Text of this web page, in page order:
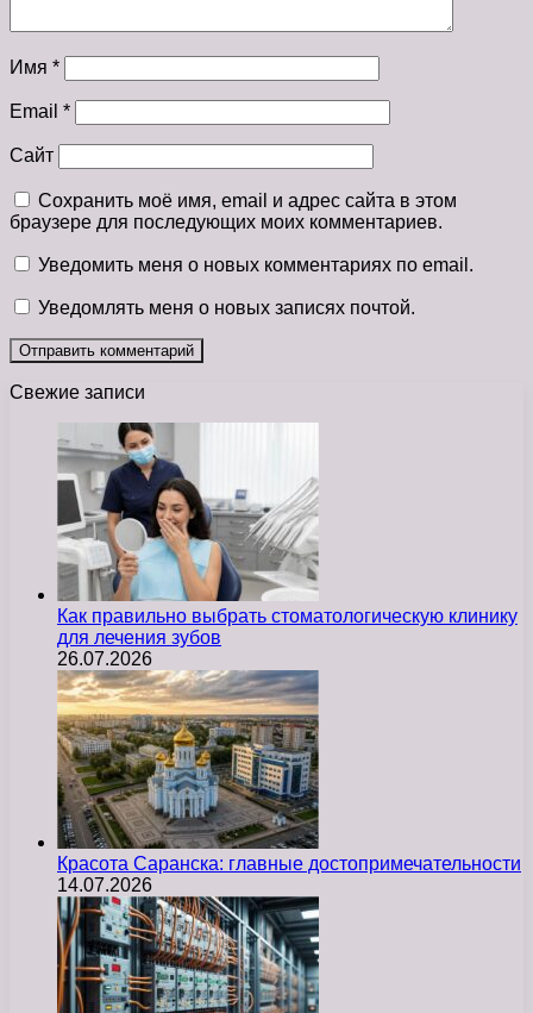
Имя *
Email *
Сайт
Сохранить моё имя, email и адрес сайта в этом
браузере для последующих моих комментариев.
Уведомить меня о новых комментариях по email.
Уведомлять меня о новых записях почтой.
Свежие записи
Как правильно выбрать стоматологическую клинику
для лечения зубов
26.07.2026
Красота Саранска: главные достопримечательности
14.07.2026